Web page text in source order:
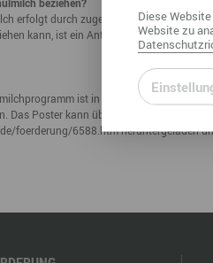
erfolgt durch zugelassene
kann, ist ein Antrag auf Zulassung
ist in den Schulen und
Das Poster kann über den zuständigen
foerderung/6588.htmheruntergeladen
DieseWebsite
Websitezu